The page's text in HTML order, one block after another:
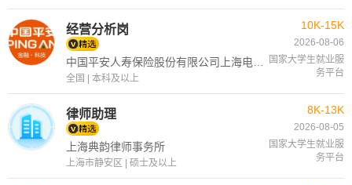
经营分析岗
全国 | 本科及以上
10K-15K
2026-08-06
国家大学生就业服
务平台
律师助理
上海典韵律师事务所
上海市静安区 | 硕士及以上
8K-13K
2026-08-05
国家大学生就业服
务平台